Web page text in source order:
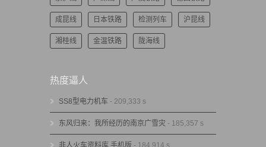
成昆线 日本铁路 检测列车 沪昆线
湘桂线 金温铁路 陇海线
热度逼人
SS8型电力机车 - 209,333 s
东风归来：我所经历的南京广雪灾 - 185,357 s